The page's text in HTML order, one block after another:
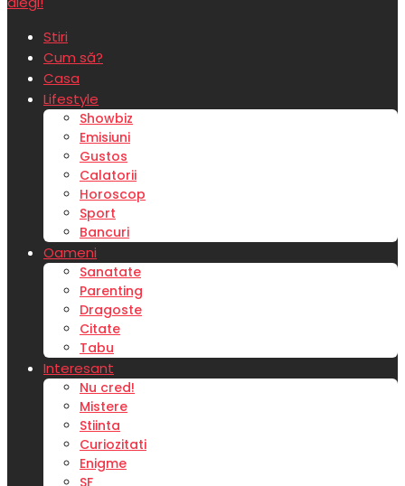
Stiri
Cum să?
Casa
Lifestyle
Showbiz
Emisiuni
Gustos
Calatorii
Horoscop
Sport
Bancuri
Oameni
Sanatate
Parenting
Dragoste
Citate
Tabu
Interesant
Nu cred!
Mistere
Stiinta
Curiozitati
Enigme
SF